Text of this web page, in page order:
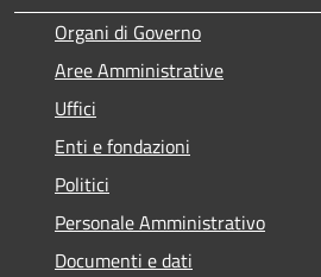
Organi di Governo
Aree Amministrative
Uffici
Enti e fondazioni
Politici
Personale Amministrativo
Documenti e dati